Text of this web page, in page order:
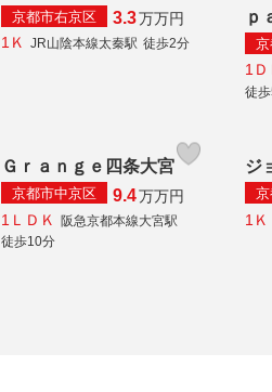
京都市右京区 3.3万万円
1Ｋ JR山陰本線太秦駅 徒歩2分
ｐ
1Ｄ
徒
Ｇｒａｎｇｅ四条大宮
京都市中京区 9.4万万円
1ＬＤＫ
阪急京都本線大宮駅
徒歩10分
ジ
1Ｋ